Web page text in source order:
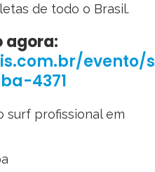
de todo o Brasil.
agora:
evento/
4371
surf profissional em